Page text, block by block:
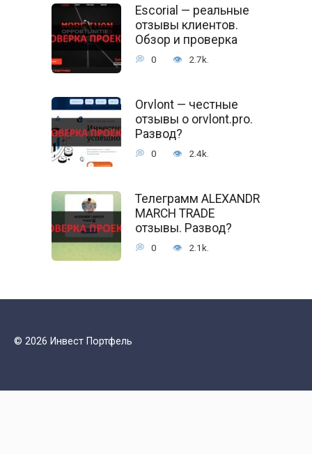
Escorial — реальные
отзывы клиентов.
Обзор и проверка
0 2.7k.
Orvlont — честные
отзывы о orvlont.pro.
Развод?
0 2.4k.
Телеграмм ALEXANDR
MARCH TRADE
отзывы. Развод?
0 2.1k.
© 2026 Инвест Портфель